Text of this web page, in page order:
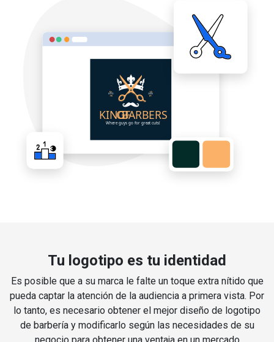
Tu logotipo es tu identidad
Es posible que a su marca le falte un toque extra nítido que
pueda captar la atención de la audiencia a primera vista. Por
lo tanto, es necesario obtener el mejor diseño de logotipo
de barbería y modificarlo según las necesidades de su